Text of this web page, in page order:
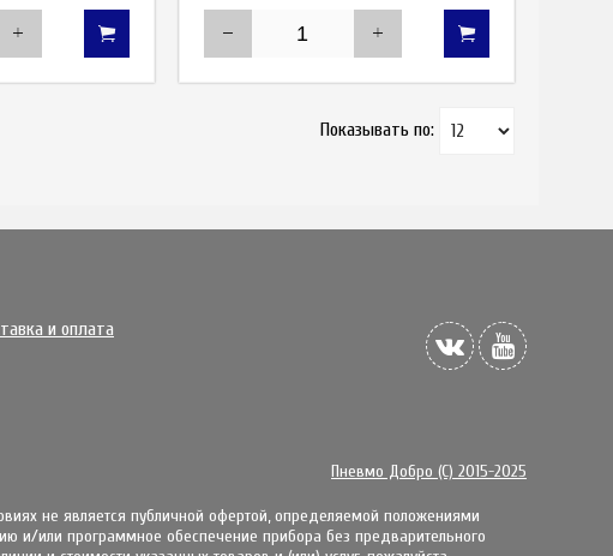
Показывать по:
и оплата
Пневмо Добро (С) 2015-2025
не является публичной офертой, определяемой положениями
и/или пpoгpaммнoe oбecпeчeниe пpибopa бeз пpeдвapитeльнoгo